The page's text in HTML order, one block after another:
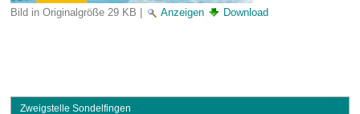
Bild in Originalgröße 29 KB | Anzeigen Download
Zweigstelle Sondelfingen